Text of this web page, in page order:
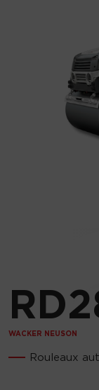
WACKER NEUSON
Rouleaux